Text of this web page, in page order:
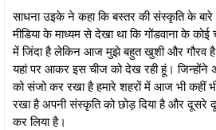
साधना उइके ने कहा कि बस्तर की संस्कृति के
मीडिया के माध्यम से देखा था कि गोंडवाना के
में जिंदा है लेकिन आज मुझे बहुत खुशी और गौरव
यहां पर आकर इस चीज को देख रही हूं। जिन्होंने
को संजो कर रखा है हमारे शहरों में आज भी कहीं
रखा है अपनी संस्कृति को छोड़ दिया है और दूसरे
कर लिया है।